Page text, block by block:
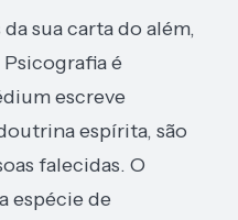
sua carta do além,
é
escreve
espírita, são
falecidas. O
espécie de